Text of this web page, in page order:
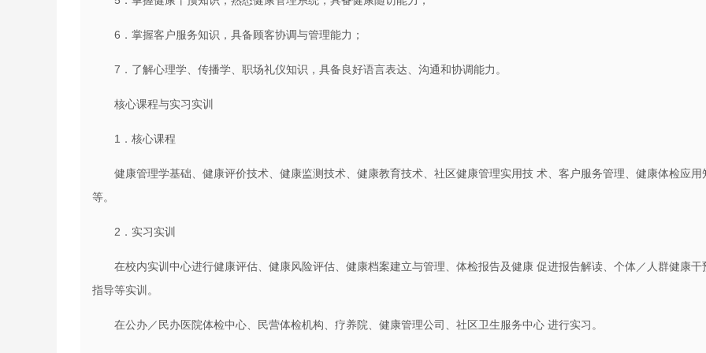
6．掌握客户服务知识，具备顾客协调与管理能力；
7．了解心理学、传播学、职场礼仪知识，具备良好语言表达、沟通和协调能力。
核心课程与实习实训
1．核心课程
健康管理学基础、健康评价技术、健康监测技术、健康教育技术、社区健康管理实用技 术、客户服务管理、健康体检应用
等。
2．实习实训
在校内实训中心进行健康评估、健康风险评估、健康档案建立与管理、体检报告及健康 促进报告解读、个体／人群健康干
指导等实训。
在公办／民办医院体检中心、民营体检机构、疗养院、健康管理公司、社区卫生服务中心 进行实习。